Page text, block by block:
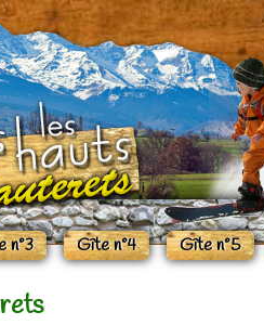
n°3 Gîte n°4 Gîte n°5